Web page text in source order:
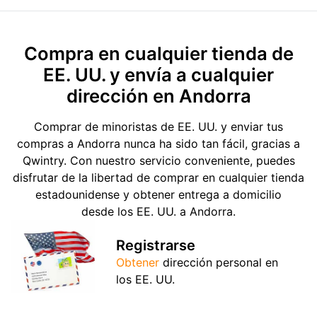
Compra en cualquier tienda de
EE. UU. y envía a cualquier
dirección en Andorra
Comprar de minoristas de EE. UU. y enviar tus
compras a Andorra nunca ha sido tan fácil, gracias a
Qwintry. Con nuestro servicio conveniente, puedes
disfrutar de la libertad de comprar en cualquier tienda
estadounidense y obtener entrega a domicilio
desde los EE. UU. a Andorra.
Registrarse
Obtener dirección personal en
los EE. UU.